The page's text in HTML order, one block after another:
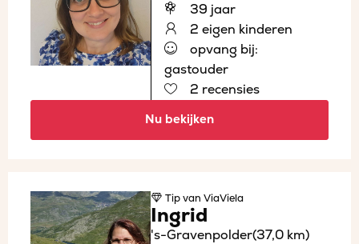
39 jaar
2 eigen kinderen
opvang bij:
gastouder
2 recensies
Nu bekijken
Tipvan ViaViela
Ingrid
's-Gravenpolder(37,0 km)